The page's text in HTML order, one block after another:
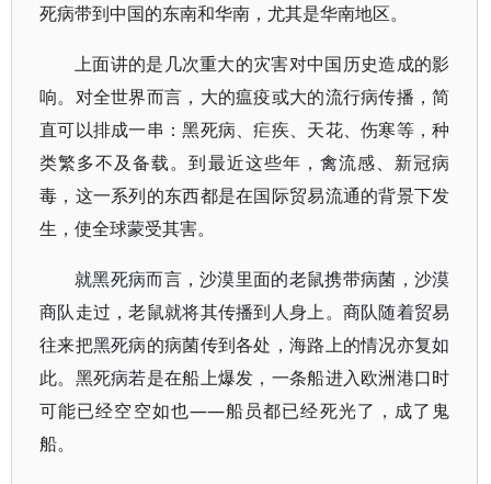
死病带到中国的东南和华南，尤其是华南地区。
上面讲的是几次重大的灾害对中国历史造成的影
响。对全世界而言，大的瘟疫或大的流行病传播，简
直可以排成一串：黑死病、疟疾、天花、伤寒等，种
类繁多不及备载。到最近这些年，禽流感、新冠病
毒，这一系列的东西都是在国际贸易流通的背景下发
生，使全球蒙受其害。
就黑死病而言，沙漠里面的老鼠携带病菌，沙漠
商队走过，老鼠就将其传播到人身上。商队随着贸易
往来把黑死病的病菌传到各处，海路上的情况亦复如
此。黑死病若是在船上爆发，一条船进入欧洲港口时
可能已经空空如也——船员都已经死光了，成了鬼
船。